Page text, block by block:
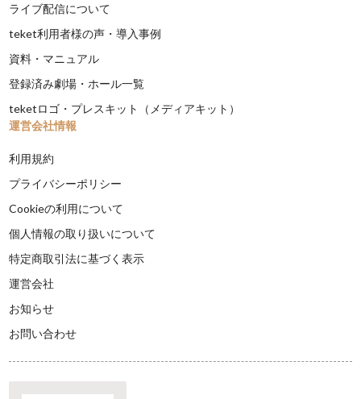
ライブ配信について
teket利用者様の声・導入事例
資料・マニュアル
登録済み劇場・ホール一覧
teketロゴ・プレスキット（メディアキット）
運営会社情報
利用規約
プライバシーポリシー
Cookieの利用について
個人情報の取り扱いについて
特定商取引法に基づく表示
運営会社
お知らせ
お問い合わせ